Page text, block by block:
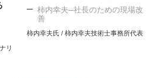
リ
柿内幸夫─社長のための現場改
善
柿内幸夫氏 / 柿内幸夫技術士事務所代表